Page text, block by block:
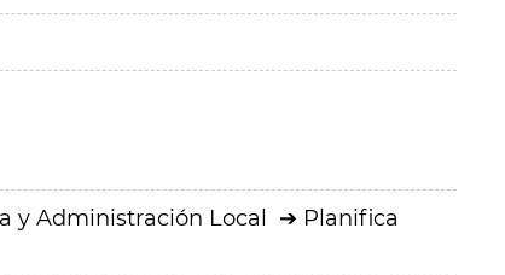
y Administración Local
Planifica